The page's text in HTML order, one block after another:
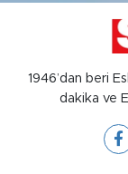
1946’dan beri
dakika ve